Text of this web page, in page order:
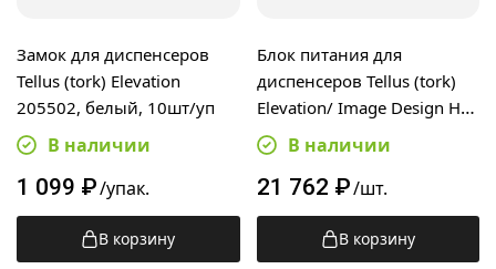
Замок для диспенсеров
Tellus (tork) Elevation
205502, белый, 10шт/уп
В наличии
1 099 ₽/упак.
В корзину
Блок питания для
диспенсеров Tellus (tork)
Elevation/ Image Design H1,
205508В наличии
21 762 ₽/шт.
В корзину